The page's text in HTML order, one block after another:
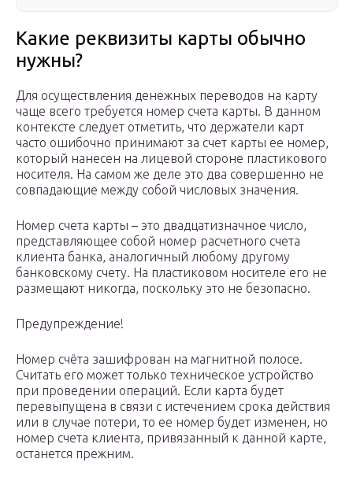
Какие реквизиты карты обычно
нужны?
Для осуществления денежных переводов на карту
чаще всего требуется номер счета карты. В данном
контексте следует отметить, что держатели карт
часто ошибочно принимают за счет карты ее номер,
который нанесен на лицевой стороне пластикового
носителя. На самом же деле это два совершенно не
совпадающие между собой числовых значения.
Номер счета карты – это двадцатизначное число,
представляющее собой номер расчетного счета
клиента банка, аналогичный любому другому
банковскому счету. На пластиковом носителе его не
размещают никогда, поскольку это не безопасно.
Предупреждение!
Номер счёта зашифрован на магнитной полосе.
Считать его может только техническое устройство
при проведении операций. Если карта будет
перевыпущена в связи с истечением срока действия
или в случае потери, то ее номер будет изменен, но
номер счета клиента, привязанный к данной карте,
останется прежним.